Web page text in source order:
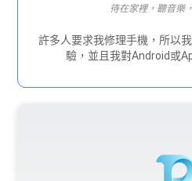
待在家裡，聽音樂
許多人要求我修理手機，所以
驗，並且我對Android或